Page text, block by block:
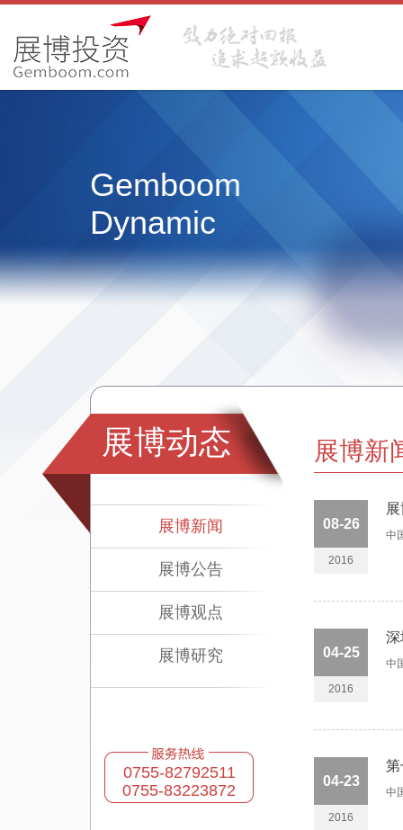
Gemboom
Dynamic
展博动态
展博新闻
展博公告
展博观点
展博研究
0755-82792511
0755-83223872
展博新
08-26
2016
中
04-25
2016
深
中
04-23
2016
第
中